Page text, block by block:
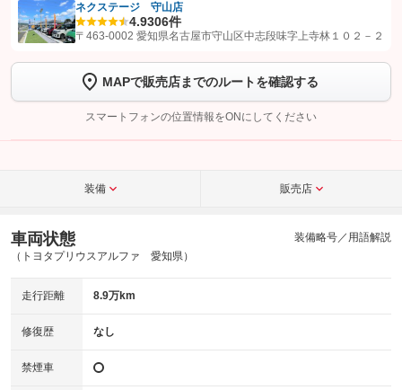
【STEP1】認証画面でグーネットを友だち追加してから「許可する」ボタンを押
トーク画面で
ボタンをタップして問い合わせを
完了してください。
こちら
ネクステージ 守山店
4.9306件
〒463-0002 愛知県名古屋市守山区中志段味字上寺林１０２－２
MAPで販売店までのルートを確認する
スマートフォンの位置情報をONにしてください
装備 販売店
車両状態
（トヨタプリウスアルファ 愛知県）
装備略号／用語解説
走行距離 8.9万km
修復歴 なし
禁煙車